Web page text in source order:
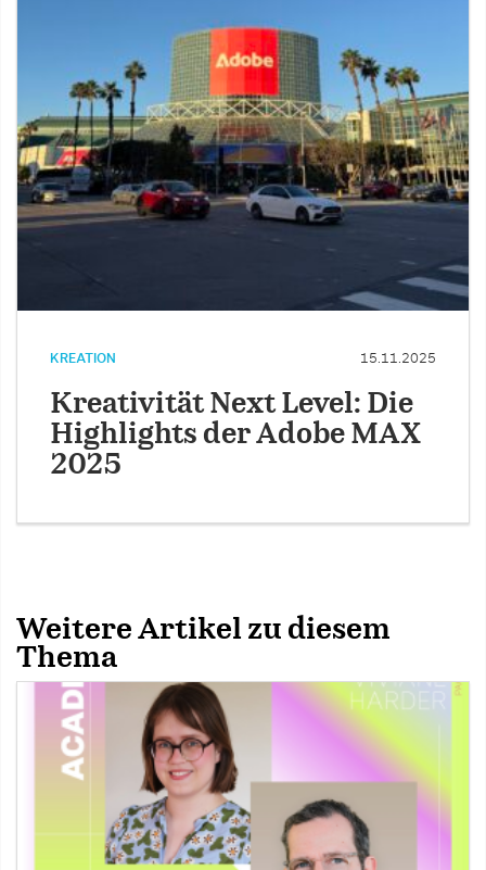
KREATION 15.11.2025
Kreativität Next Level: Die
Highlights der Adobe MAX
2025
Weitere Artikel zu diesem
Thema